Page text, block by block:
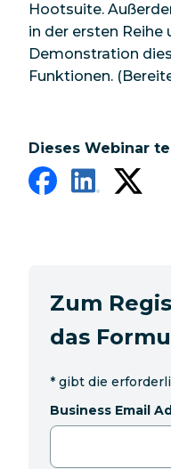
Hootsuite.
in der ersten Reihe
Demonstration
Funktionen.
Dieses Webinar
Zum
das
* gibt die
Business Email